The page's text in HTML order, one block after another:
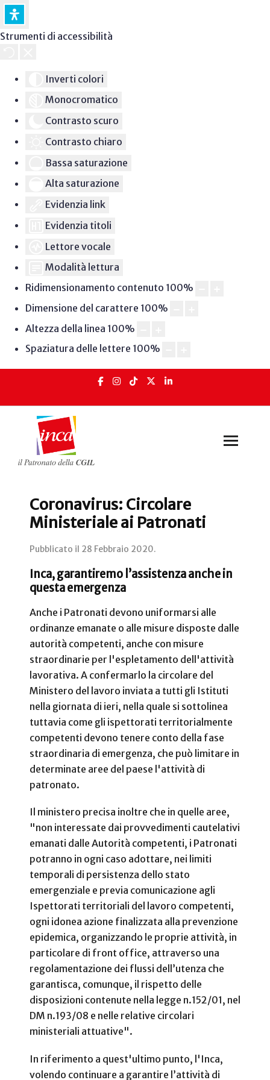
Strumenti di accessibilità
Inverti colori
Monocromatico
Contrasto scuro
Contrasto chiaro
Bassa saturazione
Alta saturazione
Evidenzia link
Evidenzia titoli
Lettore vocale
Modalità lettura
Ridimensionamento contenuto 100%
Dimensione del carattere 100%
Altezza della linea 100%
Spaziatura delle lettere 100%
Coronavirus: Circolare
Ministeriale ai Patronati
Pubblicato il 28 Febbraio 2020.
Inca, garantiremo l’assistenza anche in
questa emergenza
Anche i Patronati devono uniformarsi alle
ordinanze emanate o alle misure disposte dalle
autorità competenti, anche con misure
straordinarie per l'espletamento dell'attività
lavorativa. A confermarlo la circolare del
Ministero del lavoro inviata a tutti gli Istituti
nella giornata di ieri, nella quale si sottolinea
tuttavia come gli ispettorati territorialmente
competenti devono tenere conto della fase
straordinaria di emergenza, che può limitare in
determinate aree del paese l'attività di
patronato.
Il ministero precisa inoltre che in quelle aree,
"non interessate dai provvedimenti cautelativi
emanati dalle Autorità competenti, i Patronati
potranno in ogni caso adottare, nei limiti
temporali di persistenza dello stato
emergenziale e previa comunicazione agli
Ispettorati territoriali del lavoro competenti,
ogni idonea azione finalizzata alla prevenzione
epidemica, organizzando le proprie attività, in
particolare di front office, attraverso una
regolamentazione dei flussi dell’utenza che
garantisca, comunque, il rispetto delle
disposizioni contenute nella legge n.152/01, nel
DM n.193/08 e nelle relative circolari
ministeriali attuative".
In riferimento a quest'ultimo punto, l'Inca,
volendo continuare a garantire l’attività di